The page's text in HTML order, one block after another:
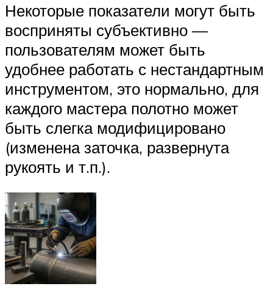
Некоторые показатели могут быть
восприняты субъективно —
пользователям может быть
удобнее работать с нестандартным
инструментом, это нормально, для
каждого мастера полотно может
быть слегка модифицировано
(изменена заточка, развернута
рукоять и т.п.).